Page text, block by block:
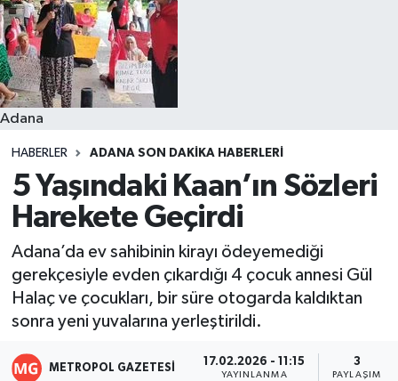
Adana
HABERLER ADANA SON DAKIKA HABERLERI
5 Yaşındaki Kaan’ın Sözleri
Harekete Geçirdi
Adana’da ev sahibinin kirayı ödeyemediği
gerekçesiyle evden çıkardığı 4 çocuk annesi Gül
Halaç ve çocukları, bir süre otogarda kaldıktan
sonra yeni yuvalarına yerleştirildi.
METROPOL GAZETESI 17.02.2026 - 11:15
YAYINLANMA
3
PAYLAŞIM
Resmi İlanlar